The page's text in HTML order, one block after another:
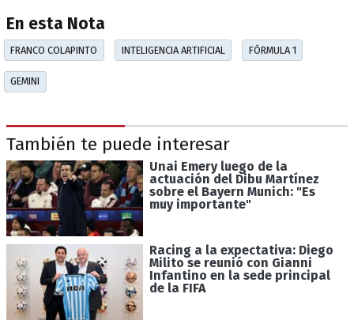
En esta Nota
FRANCO COLAPINTO INTELIGENCIA ARTIFICIAL FÓRMULA 1
GEMINI
También te puede interesar
Unai Emery luego de la
actuación del Dibu Martínez
sobre el Bayern Munich: "Es
muy importante"
Racing a la expectativa: Diego
Milito se reunió con Gianni
Infantino en la sede principal
de la FIFA